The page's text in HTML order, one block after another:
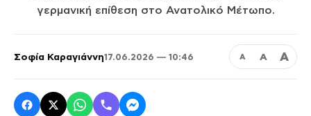
γερμανική επίθεση στο Ανατολικό Μέτωπο.
Σοφία Καραγιάννη17.06.2026 — 10:46 Α Α Α